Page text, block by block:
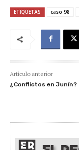
ETIQUETAS caso 98
Artículo anterior
¿Conflictos en Junín?